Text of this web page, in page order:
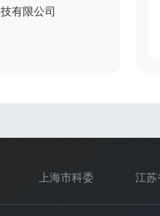
技有限公司
上海市科委 江苏